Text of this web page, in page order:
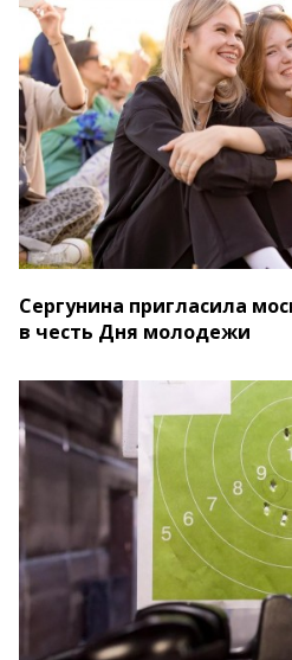
Сергунина пригласила
в честь Дня молодежи